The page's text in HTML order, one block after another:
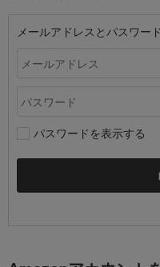
メールアドレスとパスワー
パスワードを表示する